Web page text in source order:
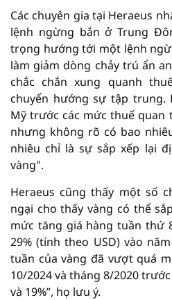
Các chuyên gia tại Heraeus
lệnh ngừng bắn ở Trung
trọng hướng tới một lệnh
làm giảm dòng chảy trú ẩn
chắc chắn xung quanh
chuyển hướng sự tập trung.
Mỹ trước các mức thuế quan
nhưng không rõ có bao
nhiêu chỉ là sự sắp xếp lại
vàng".
Heraeus cũng thấy một số
ngại cho thấy vàng có thể
mức tăng giá hàng tuần thứ
29% (tính theo USD) vào
tuần của vàng đã vượt quá
10/2024 và tháng 8/2020
và 19%”, họ lưu ý.